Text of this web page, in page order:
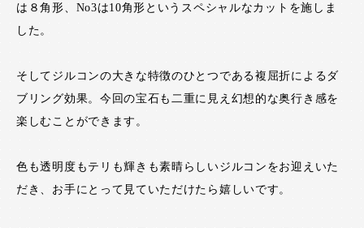
は８角形、No3は10角形というスペシャルなカットを施しま
した。
そしてジルコンの大きな特徴のひとつである複屈折によるダ
ブリング効果。今回の宝石も二重に見え幻想的な奥行き感を
楽しむことができます。
色も透明度もテリも輝きも素晴らしいジルコンをお迎えいた
だき、お手にとって見ていただけたら嬉しいです。